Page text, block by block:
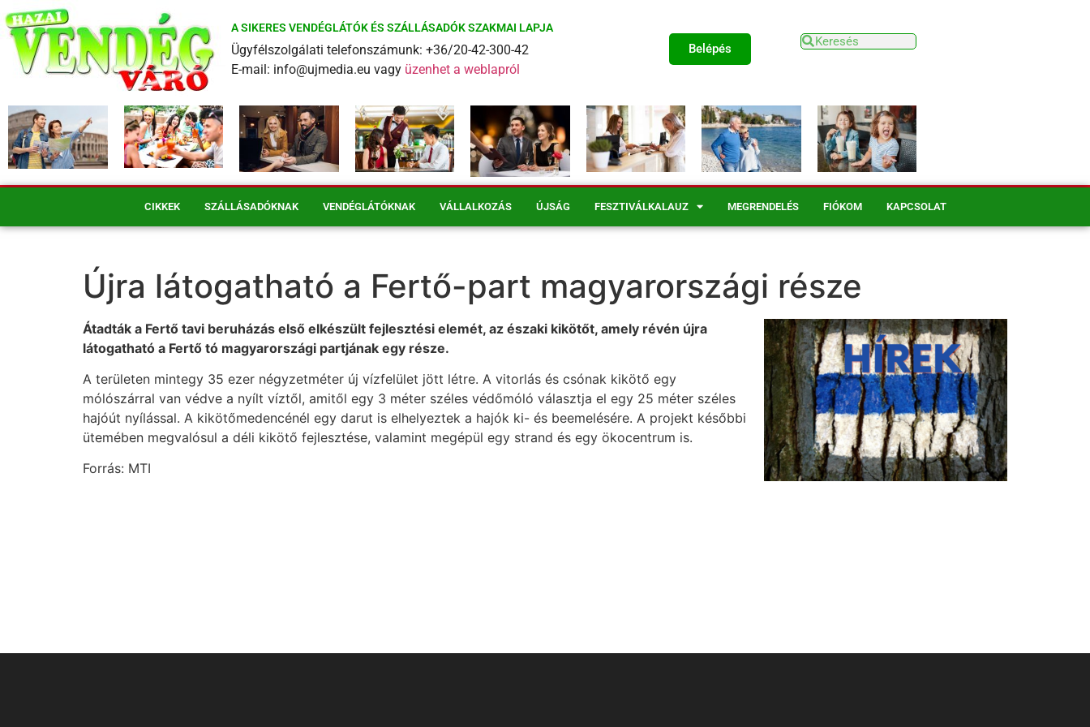
A SIKERES VENDÉGLÁTÓK ÉS SZÁLLÁSADÓK SZAKMAI LAPJA
Ügyfélszolgálati telefonszámunk: +36/20-42-300-42
E-mail: info@ujmedia.eu vagy üzenhet a weblapról
Belépés
CIKKEK SZÁLLÁSADÓKNAK VENDÉGLÁTÓKNAK VÁLLALKOZÁS ÚJSÁG FESZTIVÁLKALAUZ MEGRENDELÉS FIÓKOM KAPCSOLAT
Újra látogatható a Fertő-part magyarországi része
Átadták a Fertő tavi beruházás első elkészült fejlesztési elemét, az északi kikötőt, amely révén újra
látogatható a Fertő tó magyarországi partjának egy része.
A területen mintegy 35 ezer négyzetméter új vízfelület jött létre. A vitorlás és csónak kikötő egy
mólószárral van védve a nyílt víztől, amitől egy 3 méter széles védőmóló választja el egy 25 méter széles
hajóút nyílással. A kikötőmedencénél egy darut is elhelyeztek a hajók ki- és beemelésére. A projekt későbbi
ütemében megvalósul a déli kikötő fejlesztése, valamint megépül egy strand és egy ökocentrum is.
Forrás: MTI